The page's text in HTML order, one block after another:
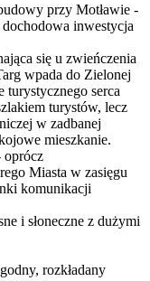
przy Motławie -
inwestycja
się u zwieńczenia
wpada do Zielonej
turystycznego serca
turystów, lecz
w zadbanej
mieszkanie.
oprócz
Miasta w zasięgu
komunikacji
i słoneczne z dużymi
rozkładany